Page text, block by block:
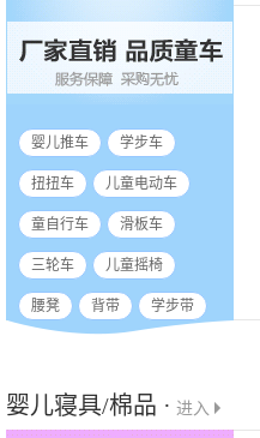
婴儿推车 学步车
扭扭车 儿童电动车
童自行车 滑板车
三轮车 儿童摇椅
腰凳 背带 学步带
婴儿寝具/棉品 · 进入